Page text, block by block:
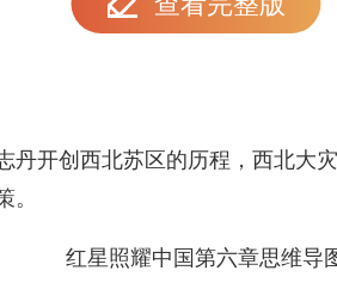
丹开创西北苏区的历程，西北大
。